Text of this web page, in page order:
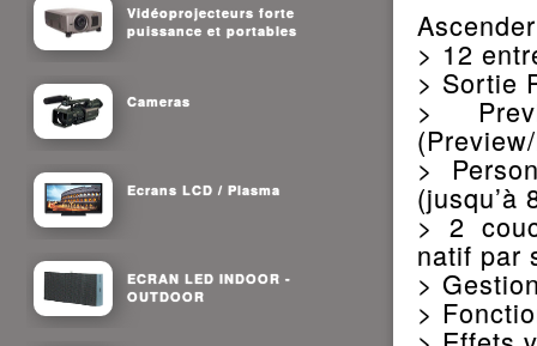
Vidéoprojecteurs forte
puissance et portables
Cameras
Ecrans LCD / Plasma
ECRAN LED INDOOR -
OUTDOOR
> 12
> Sortie
>
>
(jusqu’à
> 2
natif par
>
>